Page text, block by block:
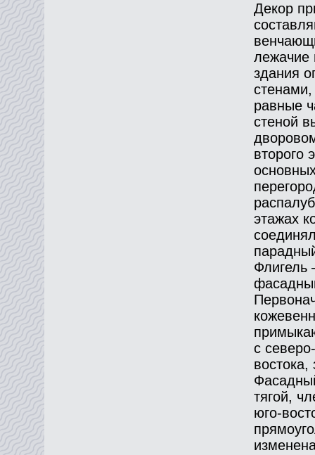
Декор
лежачие
здания
равные
стеной
второго
этажах
Флигель
с
тягой,
юго-